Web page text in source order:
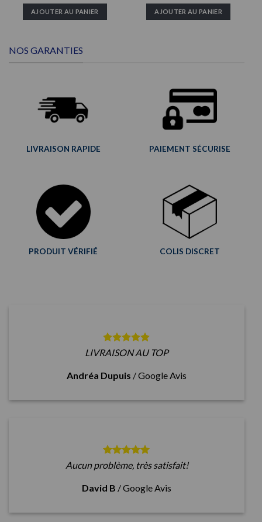
AJOUTER AU PANIER AJOUTER AU PANIER
NOS GARANTIES
LIVRAISON RAPIDE PAIEMENT SÉCURISE
PRODUIT VÉRIFIÉ COLIS DISCRET
LIVRAISON AU TOP
Andréa Dupuis /Google Avis
Aucun problème, très satisfait!
David B /Google Avis